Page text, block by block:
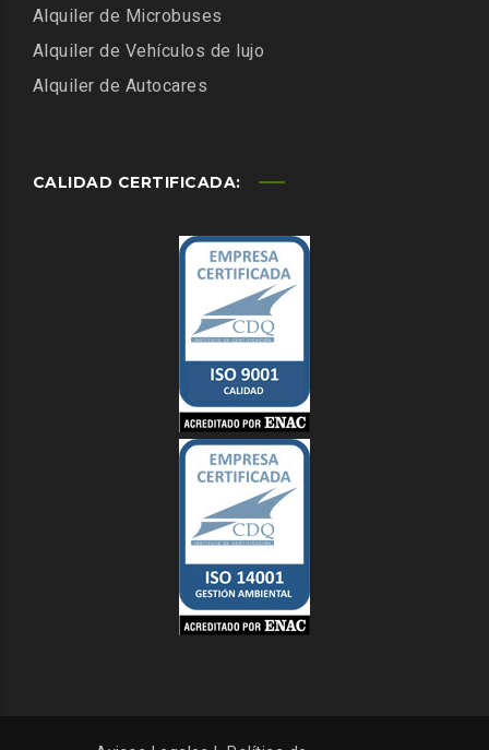
Alquiler de Microbuses
Alquiler de Vehículos de lujo
Alquiler de Autocares
CALIDAD CERTIFICADA: